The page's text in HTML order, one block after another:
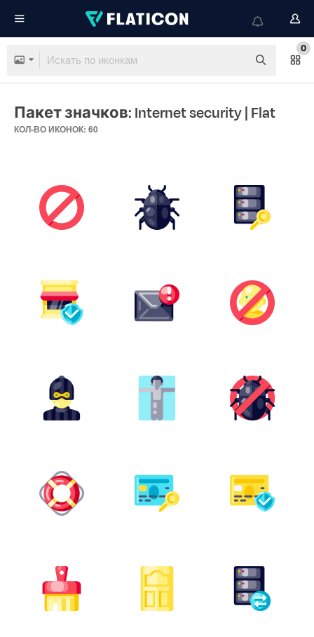
0
Пакет значков: Internet security| Flat
КОЛ-ВО ИКОНОК: 60